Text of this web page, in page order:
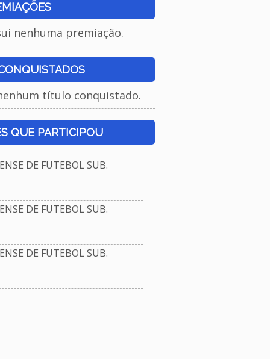
nenhuma premiação.
título conquistado.
QUE PARTICIPOU
DE FUTEBOL SUB.
DE FUTEBOL SUB.
DE FUTEBOL SUB.